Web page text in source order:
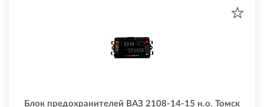
Блок предохранителей ВАЗ 2108-14-15 н.о. Томск